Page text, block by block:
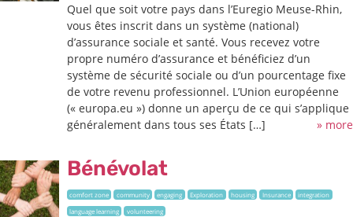
Quel que soit votre pays dans l’Euregio Meuse-Rhin,
vous êtes inscrit dans un système (national)
d’assurance sociale et santé. Vous recevez votre
propre numéro d’assurance et bénéficiez d’un
système de sécurité sociale ou d’un pourcentage fixe
de votre revenu professionnel. L’Union européenne
(« europa.eu ») donne un aperçu de ce qui s’applique
généralement dans tous ses États […]
» more
Bénévolat
comfort zone community engaging Exploration housing Insurance
integration
language learning
volunteering